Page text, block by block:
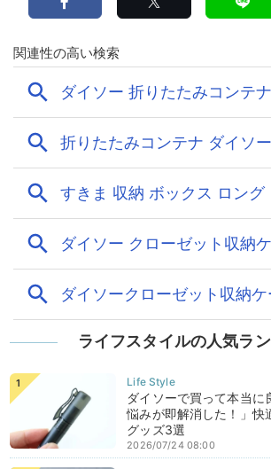
ライフスタイルの人気ラ
ダイソーで買って本当に
悩みが即解消した！」快
グッズ3選
2026/07/24 08:00